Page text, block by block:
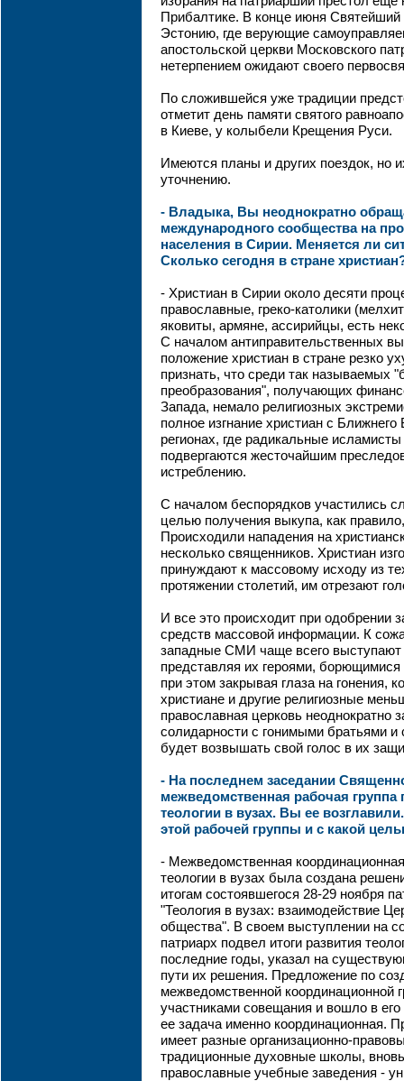
Прибалтике. В конце июня Святейший
Эстонию, где верующие
апостольской церкви Московского
нетерпением ожидают своего
По сложившейся уже традиции
отметит день памяти святого
в Киеве, у колыбели Крещения Руси.
Имеются планы и других поездок, но
уточнению.
- Владыка, Вы неоднократно
международного сообщества на
населения в Сирии. Меняется ли
Сколько сегодня в стране
- Христиан в Сирии около десяти
православные, греко-католики
яковиты, армяне, ассирийцы, есть
С началом антиправительственных
положение христиан в стране резко
признать, что среди так называемых
преобразования", получающих
Запада, немало религиозных
полное изгнание христиан с Ближнего
регионах, где радикальные
подвергаются жесточайшим
истреблению.
С началом беспорядков участились
целью получения выкупа, как
Происходили нападения на
несколько священников. Христиан
принуждают к массовому исходу из
протяжении столетий, им отрезают
И все это происходит при одобрении
средств массовой информации. К
западные СМИ чаще всего выступают
представляя их героями,
при этом закрывая глаза на гонения,
христиане и другие религиозные
православная церковь неоднократно
солидарности с гонимыми братьями и
будет возвышать свой голос в их
- На последнем заседании
межведомственная рабочая
теологии в вузах. Вы ее
этой рабочей группы и с какой
- Межведомственная
теологии в вузах была создана
итогам состоявшегося 28-29 ноября
"Теология в вузах: взаимодействие
общества". В своем выступлении на
патриарх подвел итоги развития
последние годы, указал на
пути их решения. Предложение по
межведомственной координационной
участниками совещания и вошло в его
ее задача именно координационная.
имеет разные организационно-
традиционные духовные школы,
православные учебные заведения -